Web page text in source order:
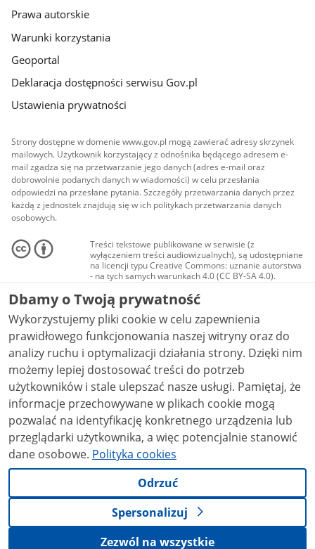
Prawa autorskie
Warunki korzystania
Geoportal
Deklaracja dostępności serwisu Gov.pl
Ustawienia prywatności
Strony dostępne w domenie www.gov.pl mogą zawierać adresy skrzynek
mailowych. Użytkownik korzystający z odnośnika będącego adresem e-
mail zgadza się na przetwarzanie jego danych (adres e-mail oraz
dobrowolnie podanych danych w wiadomości) w celu przesłania
odpowiedzi na przesłane pytania. Szczegóły przetwarzania danych przez
każdą z jednostek znajdują się w ich politykach przetwarzania danych
osobowych.
Treści tekstowe publikowane w serwisie (z
wyłączeniem treści audiowizualnych), są udostępniane
na licencji typu Creative Commons: uznanie autorstwa
- na tych samych warunkach 4.0 (CC BY-SA 4.0).
Materiały audiowizualne, w tym zdjęcia, materiały
audio i wideo, są udostępniane na licencji typu
Creative Commons: uznanie autorstwa użycie
niekomercyjne - bez utworów zależnych 4.0 (CC BY-
NC-ND 4.0), o ile nie jest to stwierdzone inaczej.
Dbamy o Twoją prywatność
Wykorzystujemy pliki cookie w celu zapewnienia
prawidłowego funkcjonowania naszej witryny oraz do
analizy ruchu i optymalizacji działania strony. Dzięki nim
możemy lepiej dostosować treści do potrzeb
użytkowników i stale ulepszać nasze usługi. Pamiętaj, że
informacje przechowywane w plikach cookie mogą
pozwalać na identyfikację konkretnego urządzenia lub
przeglądarki użytkownika, a więc potencjalnie stanowić
dane osobowe. Polityka cookies
Odrzuć
Spersonalizuj
Zezwól na wszystkie